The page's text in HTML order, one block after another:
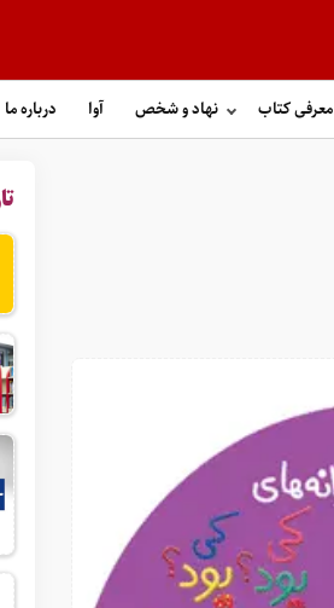
معرفی کتاب نهاد و شخص آوا درباره ما